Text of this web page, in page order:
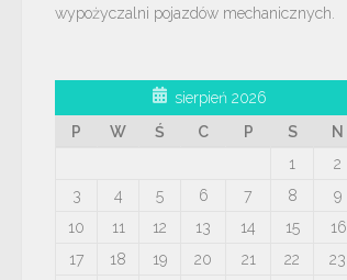
wypożyczalni pojazdów mechanicznych.
sierpień 2026
P
W Ś C P S
N
1
2
3
4 5 6 7 8
9
10
11 12 13 14 15
16
17
18 19 20 21 22
23